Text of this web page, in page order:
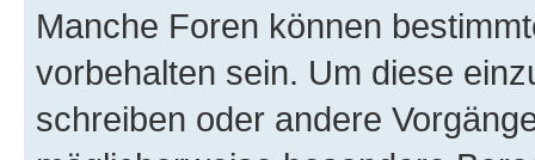
Manche Foren können
vorbehalten sein. Um diese
schreiben oder andere